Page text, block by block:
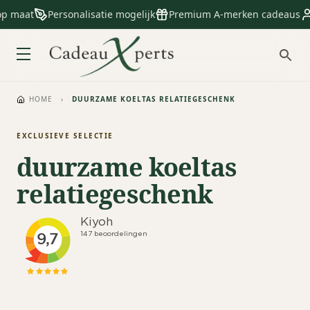
maat Personalisatie mogelijk Premium A-merken cadeaus
HOME › DUURZAME KOELTAS RELATIEGESCHENK
EXCLUSIEVE SELECTIE
duurzame koeltas
relatiegeschenk